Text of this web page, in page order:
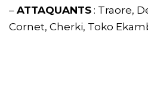
– ATTAQUANTS : Traore,
Cornet, Cherki, Toko